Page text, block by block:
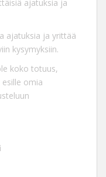
ajatuksia ja
ajatuksia ja yrittää
kysymyksiin.
koko totuus,
omia